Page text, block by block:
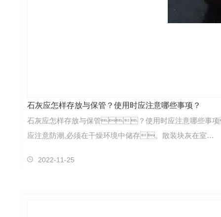
石灰应怎样存放与保管？使用时应注意哪些事项？
石灰应怎样存放与保管？使用时应注意哪些
应注意防潮,必须在干燥环境中储存。散装块灰在室…
2022-11-25